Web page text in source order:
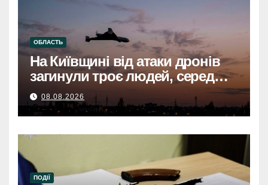
ОБЛАСТЬ
На Київщині від атаки дронів
загинули троє людей, серед
них дитинаНа Київщині
загинули троє, серед них
дитина, через атаку дронів
08.08.2026
ПОДІЇ